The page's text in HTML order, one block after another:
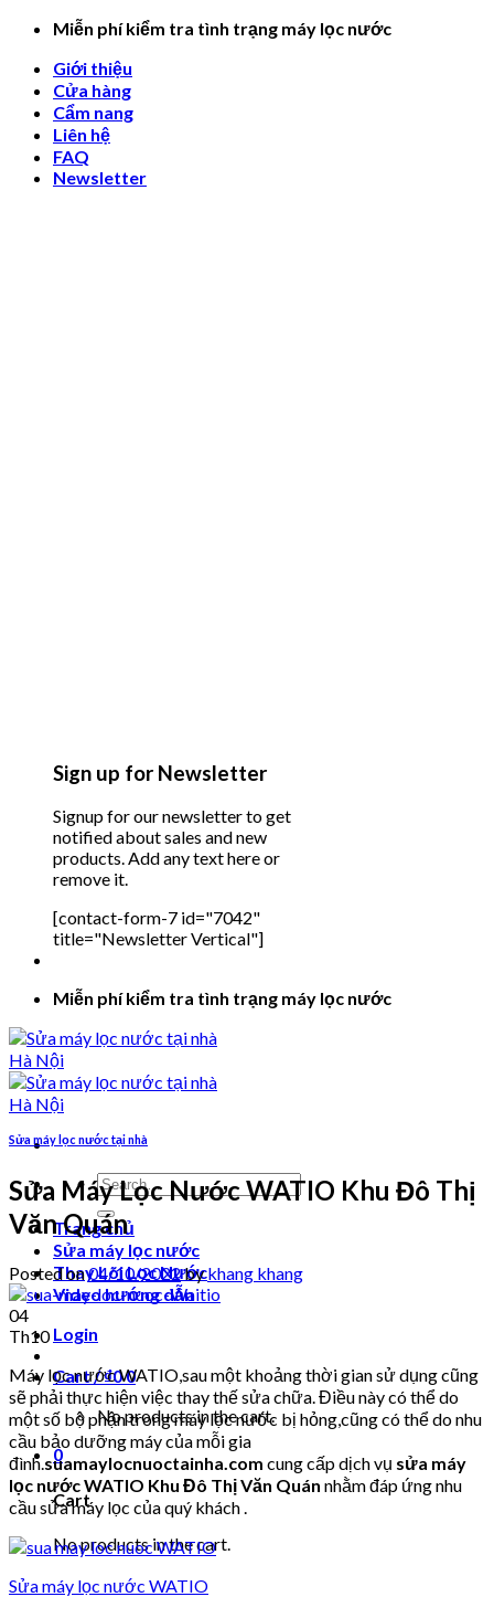
Skip
content
Miễn phí kiểm tra tình trạng máy lọc nước
Giới thiệu
Cửa hàng
Cẩm nang
Liên hệ
FAQ
Newsletter
Sign up for Newsletter
Signup for our newsletter to get
notified about sales and new
products. Add any text here or
remove it.
[contact-form-7 id="7042"
title="Newsletter Vertical"]
Miễn phí kiểm tra tình trạng máy lọc nước
Search
for:
Trang chủ
Sửa máy lọc nước
Thay Lõi Lọc Nước
Video hướng dẫn
Login
Cart /₫00
No products in the cart.
0
Cart
No products in the cart.
Sửa máy lọc nước tại nhà
Sửa Máy Lọc Nước WATIO Khu Đô Thị
Văn Quán
Posted on04/10/2022bykhang khang
04
Th10
Máy lọc nước WATIO,sau một khoảng thời gian sử dụng cũng
sẽ phải thực hiện việc thay thế sửa chữa. Điều này có thể do
một số bộ phận trong máy lọc nước bị hỏng,cũng có thể do nhu
cầu bảo dưỡng máy của mỗi gia
đình.suamaylocnuoctainha.com cung cấp dịch vụ sửa máy
lọc nước WATIO Khu Đô Thị Văn Quán nhằm đáp ứng nhu
cầu sửa máy lọc của quý khách .
Sửa máy lọc nước WATIO